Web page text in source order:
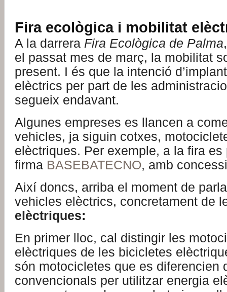
Fira ecològica i mobilitat
A la darrera Fira Ecològica de Palma
el passat mes de març, la mobilitat
present. I és que la intenció
elèctrics per part de les
segueix endavant.
Algunes empreses es llancen a
vehicles, ja siguin cotxes,
elèctriques. Per exemple, a la fira es
firma BASEBATECNO, amb
Així doncs, arriba el moment de
vehicles elèctrics, concretament de
elèctriques:
En primer lloc, cal distingir les
elèctriques de les bicicletes
són motocicletes que es diferencien
convencionals per utilitzar energia